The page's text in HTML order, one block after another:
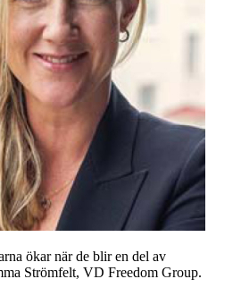
ökar när de blir en del av
Strömfelt, VD Freedom Group.